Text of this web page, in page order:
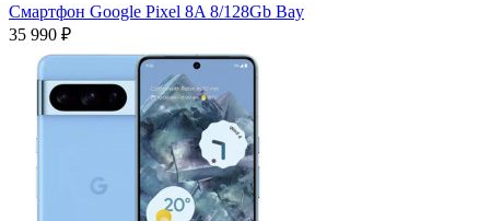
Смартфон Google Pixel 8A 8/128Gb Bay
35 990 ₽